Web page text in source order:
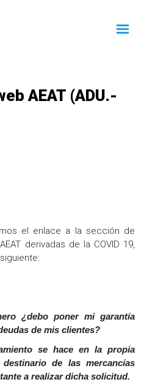
AEAT (ADU.-
el enlace a la sección de
derivadas de la COVID 19,
¿debo poner mi garantía
de mis clientes?
se hace en la propia
de las mercancías
a realizar dicha solicitud.